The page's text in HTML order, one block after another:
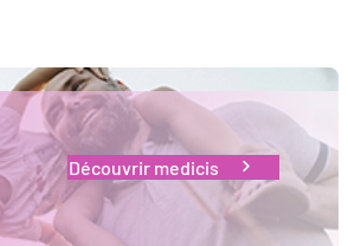
Découvrir medicis